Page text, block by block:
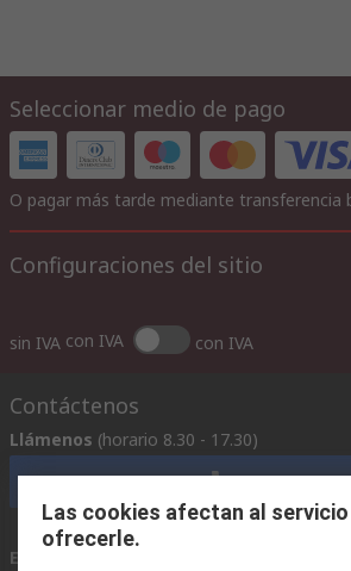
Seleccionar medio de pago
O pagar más tarde mediante transferencia
Configuraciones del sitio
sin IVA con IVA con IVA
Contáctenos
Llámenos (horario 8.30 - 17.30)
Llámenos
Envíenos un email
Las cookies afectan al
ofrecerle.